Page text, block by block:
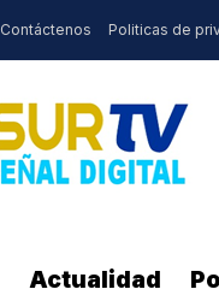
Contáctenos Politicas de
Actualidad